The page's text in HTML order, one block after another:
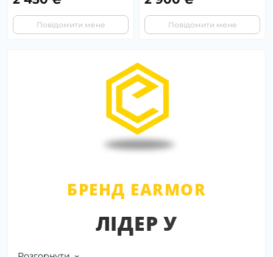
Повідомити мене Повідомити мене
БРЕНД EARMOR
ЛІДЕР У